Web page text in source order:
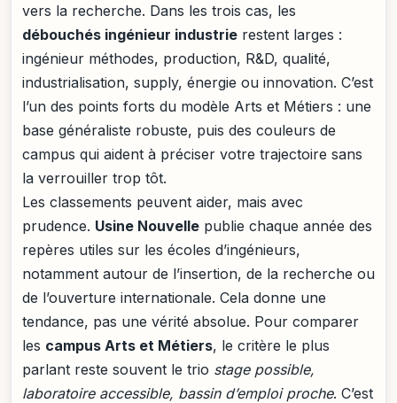
vers la recherche. Dans les trois cas, les
débouchés ingénieur industrie restent larges :
ingénieur méthodes, production, R&D, qualité,
industrialisation, supply, énergie ou innovation. C’est
l’un des points forts du modèle Arts et Métiers : une
base généraliste robuste, puis des couleurs de
campus qui aident à préciser votre trajectoire sans
la verrouiller trop tôt.
Les classements peuvent aider, mais avec
prudence. Usine Nouvelle publie chaque année des
repères utiles sur les écoles d’ingénieurs,
notamment autour de l’insertion, de la recherche ou
de l’ouverture internationale. Cela donne une
tendance, pas une vérité absolue. Pour comparer
les campus Arts et Métiers, le critère le plus
parlant reste souvent le trio stage possible,
laboratoire accessible, bassin d’emploi proche. C’est